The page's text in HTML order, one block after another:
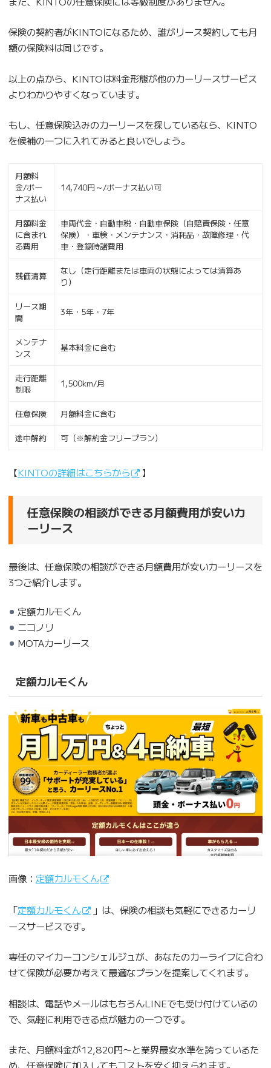
保険の契約者がKINTOになるため、誰がリース契約しても月
額の保険料は同じです。
以上の点から、KINTOは料金形態が他のカーリースサービス
よりわかりやすくなっています。
もし、任意保険込みのカーリースを探しているなら、KINTO
を候補の一つに入れてみると良いでしょう。
月額料
金/ボー
ナス払い
14,740円～/ボーナス払い可
月額料金
に含まれ
る費用
車両代金・自動車税・自動車保険（自賠責保険・任意
保険）・車検・メンテナンス・消耗品・故障修理・代
車・登録時諸費用
残価清算
なし（走行距離または車両の状態によっては清算あ
り）
リース期
間
3年・5年・7年
メンテナ
ンス
基本料金に含む
走行距離
制限
1,500km/月
任意保険 月額料金に含む
途中解約 可（※解約金フリープラン）
【KINTOの詳細はこちらから 】
任意保険の相談ができる月額費用が安いカ
ーリース
最後は、任意保険の相談ができる月額費用が安いカーリースを
3つご紹介します。
定額カルモくん
ニコノリ
MOTAカーリース
定額カルモくん
画像： 定額カルモくん
「定額カルモくん
」は、保険の相談も気軽にできるカーリ
ースサービスです。
専任のマイカーコンシェルジュが、あなたのカーライフに合わ
せて保険が必要か考えて最適なプランを提案してくれます。
相談は、電話やメールはもちろんLINEでも受け付けているの
で、気軽に利用できる点が魅力の一つです。
また、月額料金が12,820円〜と業界最安水準を誇っているた
め、任意保険に加入してもコストを安く抑えられます。